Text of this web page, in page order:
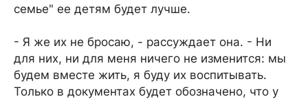
семье" ее детям будет лучше.
- Я же их не бросаю, - рассуждает она. - Ни
для них, ни для меня ничего не изменится: мы
будем вместе жить, я буду их воспитывать.
Только в документах будет обозначено, что у